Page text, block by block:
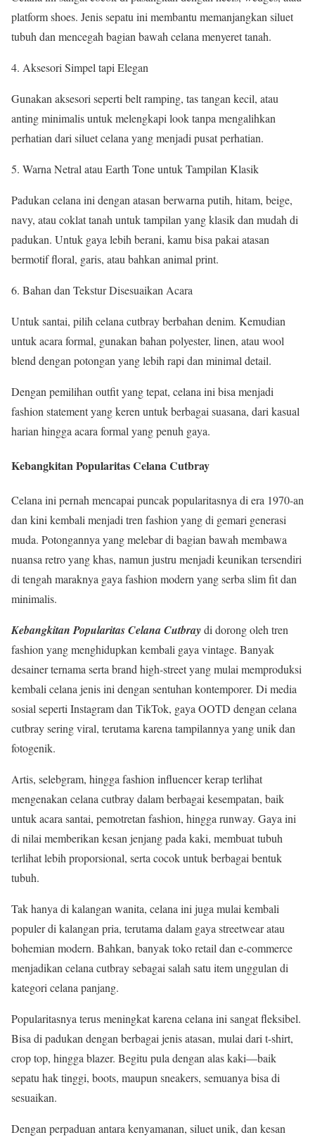
platform shoes. Jenis sepatu ini membantu memanjangkan siluet
tubuh dan mencegah bagian bawah celana menyeret tanah.
Aksesori Simpel tapi Elegan
Gunakan aksesori seperti belt ramping, tas tangan kecil, atau
anting minimalis untuk melengkapi look tanpa mengalihkan
perhatian dari siluet celana yang menjadi pusat perhatian.
Warna Netral atau Earth Tone untuk Tampilan Klasik
Padukan celana ini dengan atasan berwarna putih, hitam, beige,
navy, atau coklat tanah untuk tampilan yang klasik dan mudah di
padukan. Untuk gaya lebih berani, kamu bisa pakai atasan
bermotif floral, garis, atau bahkan animal print.
Bahan dan Tekstur Disesuaikan Acara
Untuk santai, pilih celana cutbray berbahan denim. Kemudian
untuk acara formal, gunakan bahan polyester, linen, atau wool
blend dengan potongan yang lebih rapi dan minimal detail.
Dengan pemilihan outfit yang tepat, celana ini bisa menjadi
fashion statement yang keren untuk berbagai suasana, dari kasual
harian hingga acara formal yang penuh gaya.
Kebangkitan Popularitas Celana Cutbray
Celana ini pernah mencapai puncak popularitasnya di era 1970-an
dan kini kembali menjadi tren fashion yang di gemari generasi
muda. Potongannya yang melebar di bagian bawah membawa
nuansa retro yang khas, namun justru menjadi keunikan tersendiri
di tengah maraknya gaya fashion modern yang serba slim fit dan
minimalis.
Kebangkitan Popularitas Celana Cutbraydi dorong oleh tren
fashion yang menghidupkan kembali gaya vintage. Banyak
desainer ternama serta brand high-street yang mulai memproduksi
kembali celana jenis ini dengan sentuhan kontemporer. Di media
sosial seperti Instagram dan TikTok, gaya OOTD dengan celana
cutbray sering viral, terutama karena tampilannya yang unik dan
fotogenik.
Artis, selebgram, hingga fashion influencer kerap terlihat
mengenakan celana cutbray dalam berbagai kesempatan, baik
untuk acara santai, pemotretan fashion, hingga runway. Gaya ini
di nilai memberikan kesan jenjang pada kaki, membuat tubuh
terlihat lebih proporsional, serta cocok untuk berbagai bentuk
tubuh.
Tak hanya di kalangan wanita, celana ini juga mulai kembali
populer di kalangan pria, terutama dalam gaya streetwear atau
bohemian modern. Bahkan, banyak toko retail dan e-commerce
menjadikan celana cutbray sebagai salah satu item unggulan di
kategori celana panjang.
Popularitasnya terus meningkat karena celana ini sangat fleksibel.
Bisa di padukan dengan berbagai jenis atasan, mulai dari t-shirt,
crop top, hingga blazer. Begitu pula dengan alas kaki—baik
sepatu hak tinggi, boots, maupun sneakers, semuanya bisa di
sesuaikan.
Dengan perpaduan antara kenyamanan, siluet unik, dan kesan